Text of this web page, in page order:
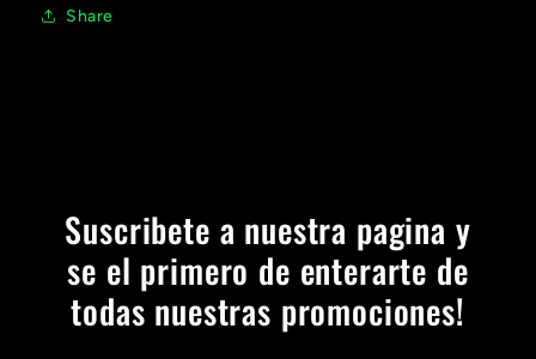
Share
Suscribete a nuestra pagina y
se el primero de enterarte de
todas nuestras promociones!